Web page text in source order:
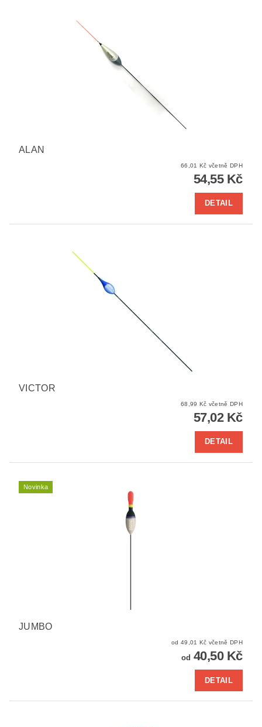
ALAN
66,01 Kč včetně DPH
54,55 Kč
DETAIL
VICTOR
68,99 Kč včetně DPH
57,02 Kč
DETAIL
Novinka
JUMBO
od 49,01 Kč včetně DPH
od 40,50 Kč
DETAIL